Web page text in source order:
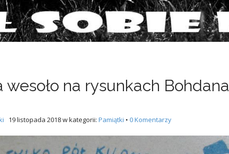
wesoło na rysunkach Bohdana
19 listopada 2018w kategorii: Pamiątki • 0 Komentarzy